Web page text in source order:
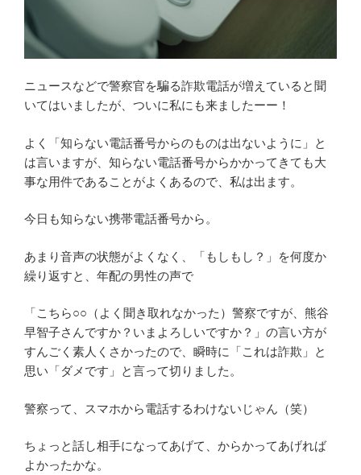
ニュースなどで警察官を騙る詐欺電話が増えていると聞
いてはいましたが、ついに私にも来ましたーー！
よく「知らない電話番号からのものは出ないように」と
は言いますが、知らない電話番号からかかってきても大
事な用件であることがよくあるので、私は出ます。
今日も知らない携帯電話番号から。
あまり音声の状態がよくなく、「もしもし？」を何度か
繰り返すと、年配の男性の声で
「こちら○○（よく聞き取れなかった）警察ですが、熊谷
早智子さんですか？いまよろしいですか？」の言い方が
すんごく素人くさかったので、瞬時に「これは詐欺」と
思い「ダメです」と言って切りました。
警察って、スマホから電話するわけないじゃん（笑）
ちょっと話し相手になってあげて、からかってあげれば
よかったかな。